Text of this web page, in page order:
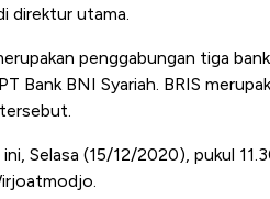
direktur utama.
penggabungan tiga
Bank BNI Syariah. BRIS
Selasa (15/12/2020), pukul